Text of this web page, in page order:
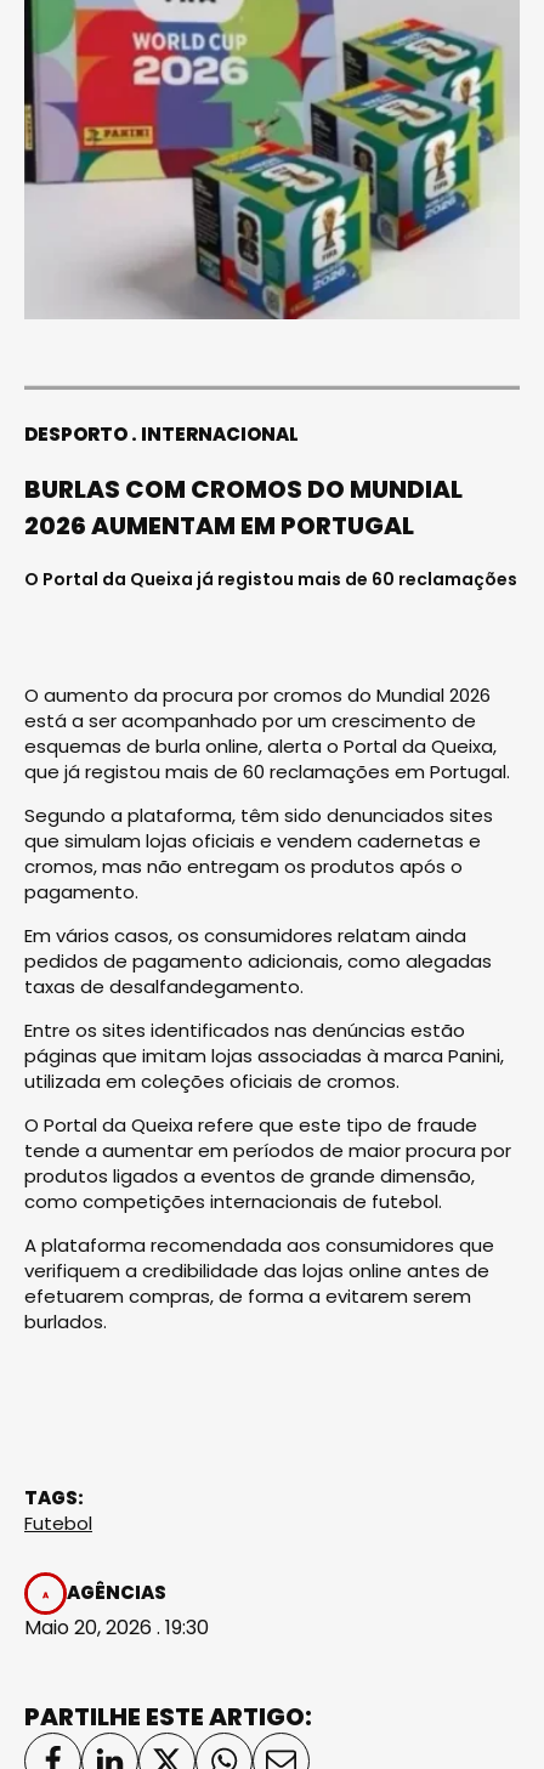
DESPORTO INTERNACIONAL
BURLAS COM CROMOS DO MUNDIAL
2026 AUMENTAM EM PORTUGAL
O Portal da Queixa já registou mais de 60 reclamações
O aumento da procura por cromos do Mundial 2026
está a ser acompanhado por um crescimento de
esquemas de burla online, alerta o Portal da Queixa,
que já registou mais de 60 reclamações em Portugal.
Segundo a plataforma, têm sido denunciados sites
que simulam lojas oficiais e vendem cadernetas e
cromos, mas não entregam os produtos após o
pagamento.
Em vários casos, os consumidores relatam ainda
pedidos de pagamento adicionais, como alegadas
taxas de desalfandegamento.
Entre os sites identificados nas denúncias estão
páginas que imitam lojas associadas à marca Panini,
utilizada em coleções oficiais de cromos.
O Portal da Queixa refere que este tipo de fraude
tende a aumentar em períodos de maior procura por
produtos ligados a eventos de grande dimensão,
como competições internacionais de futebol.
A plataforma recomendada aos consumidores que
verifiquem a credibilidade das lojas online antes de
efetuarem compras, de forma a evitarem serem
burlados.
TAGS:
Futebol
AGÊNCIAS
Maio 20, 2026 . 19:30
PARTILHE ESTE ARTIGO: